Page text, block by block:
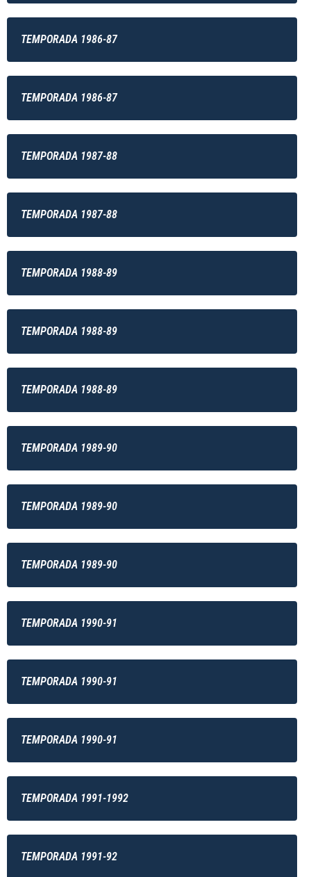
TEMPORADA 1986-87
TEMPORADA 1986-87
TEMPORADA 1987-88
TEMPORADA 1987-88
TEMPORADA 1988-89
TEMPORADA 1988-89
TEMPORADA 1988-89
TEMPORADA 1989-90
TEMPORADA 1989-90
TEMPORADA 1989-90
TEMPORADA 1990-91
TEMPORADA 1990-91
TEMPORADA 1990-91
TEMPORADA 1991-1992
TEMPORADA 1991-92